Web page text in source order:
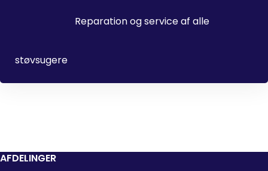
Reparation og service af alle
støvsugere
AFDELINGER